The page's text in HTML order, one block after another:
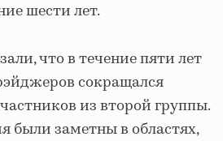
шести лет.
что в течение пяти лет
сокращался
из второй группы.
были заметны в областях,